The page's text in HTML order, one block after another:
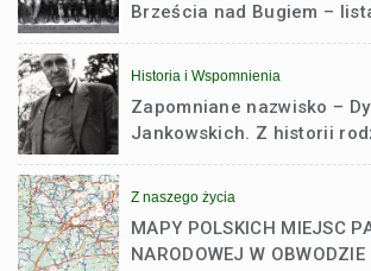
Brześcia nad Bugiem –
Historia i Wspomnienia
Zapomniane nazwisko –
Jankowskich. Z historii
styczniowego Michała
Z naszego życia
MAPY POLSKICH MIEJSC
NARODOWEJ W OBWODZIE